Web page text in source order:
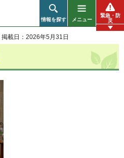
情報を探す メニュー
緊急・防
災
掲載日：2026年5月31日